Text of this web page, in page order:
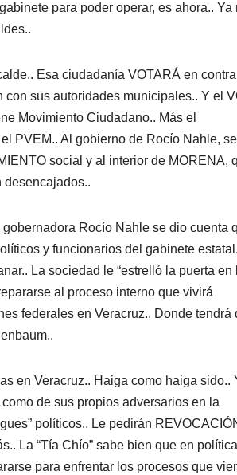
para poder operar, es ahora.. Ya
Esa ciudadanía VOTARÁ en
con sus autoridades municipales.. Y el
Movimiento Ciudadano.. Más el
el PVEM.. Al gobierno de Rocío Nahle,
social y al interior de MORENA,
desencajados..
Rocío Nahle se dio cuenta
y funcionarios del gabinete
La sociedad le “estrelló la puerta en
al proceso interno que vivirá
federales en Veracruz.. Donde tendrá
en Veracruz.. Haiga como haiga sido..
de sus propios adversarios en la
políticos.. Le pedirán
La “Tía Chío” sabe bien que en
para enfrentar los procesos que